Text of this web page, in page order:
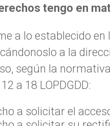
tengo en
a lo establecido en
a la
según la
a 18 LOPDGDD:
a solicitar el